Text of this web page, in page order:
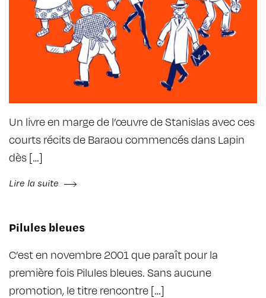
Un livre en marge de l’œuvre de Stanislas avec ces
courts récits de Baraou commencés dans Lapin
dès […]
Lire la suite
Pilules bleues
C’est en novembre 2001 que paraît pour la
première fois Pilules bleues. Sans aucune
promotion, le titre rencontre […]